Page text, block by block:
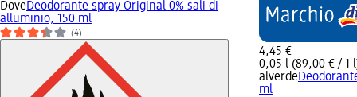
DoveDeodorante spray Original 0% sali di
alluminio, 150 ml
(4)
4,45 €
0,05 l (89,00 € / 1
alverde
ml